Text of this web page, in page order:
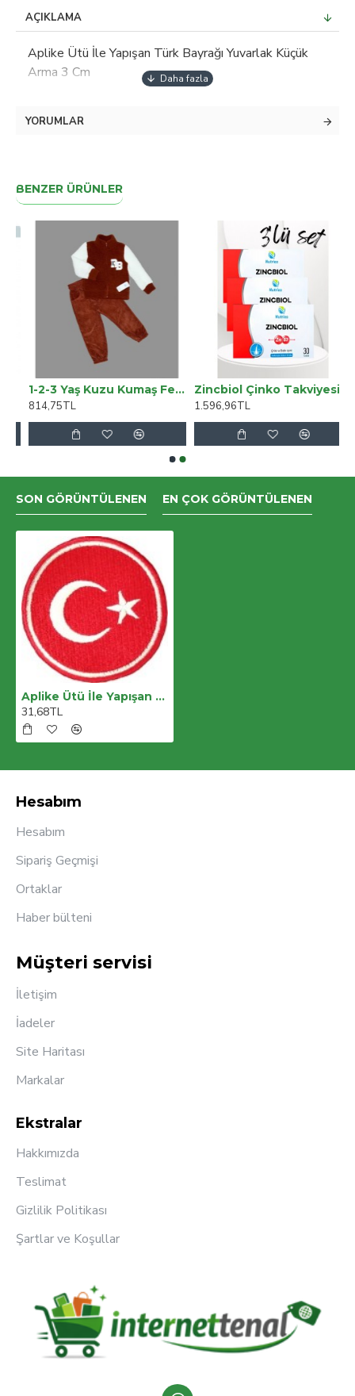
AÇIKLAMA
Aplike Ütü İle Yapışan Türk Bayrağı Yuvarlak Küçük
Arma 3 Cm
YORUMLAR
BENZER ÜRÜNLER
1-2-3 Yaş Kuzu Kumaş Fermuarlı Sweat Kadife Pantolonlu Uzun Kollu Kız Erkek Çocuk 2li Takım
814,75TL
Zincbiol Çinko Takviyesi 30 Tablet – 3’lü Ekonomik Set
1.596,96TL
SON GÖRÜNTÜLENEN EN ÇOK GÖRÜNTÜLENEN
Aplike Ütü İle Yapışan Türk Bayrağı Yuvarlak Küçük Arma 3 Cm
31,68TL
Hesabım
Hesabım
Sipariş Geçmişi
Ortaklar
Haber bülteni
Müşteri servisi
İletişim
İadeler
Site Haritası
Markalar
Ekstralar
Hakkımızda
Teslimat
Gizlilik Politikası
Şartlar ve Koşullar